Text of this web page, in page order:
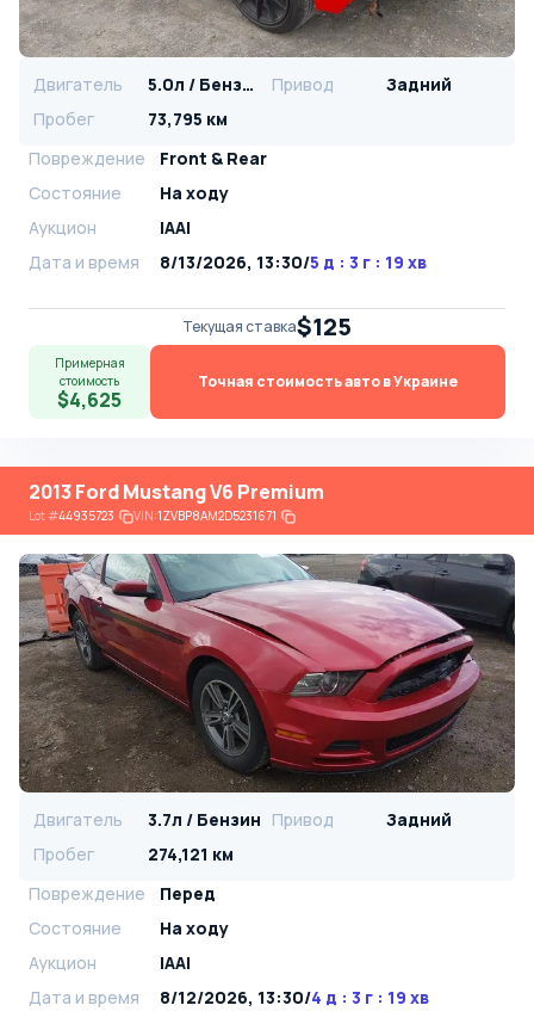
Двигатель 5.0л / Бензин Привод
Задний
Пробег
73,795 км
Повреждение
Front & Rear
Состояние
На ходу
Аукцион
IAAI
Дата и время
8/13/2026, 13:30/5 д : 3 г : 19 хв
Текущая ставка$125
Примерная
стоимость
$4,625
Точная стоимость авто в Украине
2013 Ford Mustang V6 Premium
Lot#44935723 VIN:1ZVBP8AM2D5231671
Двигатель 3.7л / Бензин Привод
Задний
Пробег
274,121 км
Повреждение
Перед
Состояние
На ходу
Аукцион
IAAI
Дата и время
8/12/2026, 13:30/4 д : 3 г : 19 хв